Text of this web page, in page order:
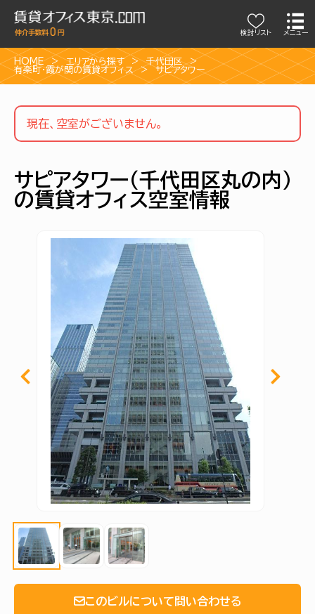
検討リスト メニュー
HOME エリアから探す
千代田区
有楽町・霞が関の賃貸オフィス
サピアタワー
現在、空室がございません。
サピアタワー（千代田区丸の内）
の賃貸オフィス空室情報
このビルについて問い合わせる